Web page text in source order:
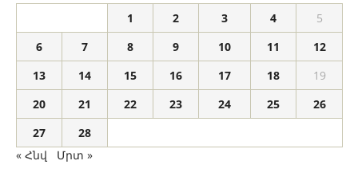
1 2 3 4
5
6
7 8 9 10 11
12
13
14 15 16 17 18
19
20
21 22 23 24 25
26
27
28
« Հնվ
Մրտ »